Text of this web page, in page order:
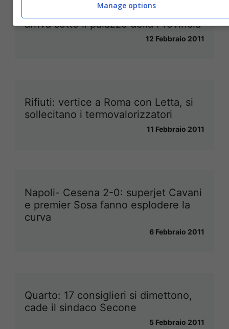
Quarto: la protesta antidiscarica
arriva sotto il palazzo della Provincia
12 Febbraio 2011
Rifiuti: vertice a Roma con Letta, si
sollecitano i termovalorizzatori
11 Febbraio 2011
Napoli- Cesena 2-0: superjet Cavani
e premier Sosa fanno esplodere la
curva
6 Febbraio 2011
Quarto: 17 consiglieri si dimettono,
cade il sindaco Secone
5 Febbraio 2011
Manage options